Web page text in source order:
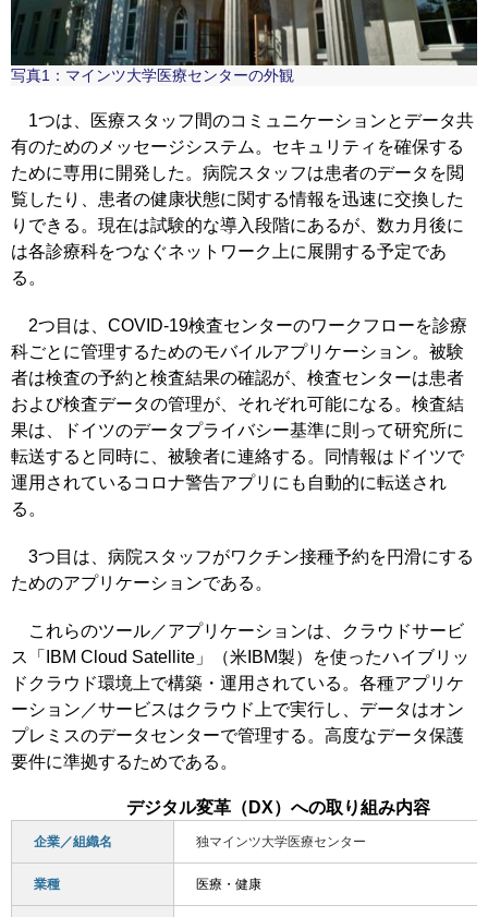
写真1：マインツ大学医療センターの外観
1つは、医療スタッフ間のコミュニケーションとデータ共
有のためのメッセージシステム。セキュリティを確保する
ために専用に開発した。病院スタッフは患者のデータを閲
覧したり、患者の健康状態に関する情報を迅速に交換した
りできる。現在は試験的な導入段階にあるが、数カ月後に
は各診療科をつなぐネットワーク上に展開する予定であ
る。
2つ目は、COVID-19検査センターのワークフローを診療
科ごとに管理するためのモバイルアプリケーション。被験
者は検査の予約と検査結果の確認が、検査センターは患者
および検査データの管理が、それぞれ可能になる。検査結
果は、ドイツのデータプライバシー基準に則って研究所に
転送すると同時に、被験者に連絡する。同情報はドイツで
運用されているコロナ警告アプリにも自動的に転送され
る。
3つ目は、病院スタッフがワクチン接種予約を円滑にする
ためのアプリケーションである。
これらのツール／アプリケーションは、クラウドサービ
ス「IBM Cloud Satellite」（米IBM製）を使ったハイブリッ
ドクラウド環境上で構築・運用されている。各種アプリケ
ーション／サービスはクラウド上で実行し、データはオン
プレミスのデータセンターで管理する。高度なデータ保護
要件に準拠するためである。
デジタル変革（DX）への取り組み内容
企業／組織名 独マインツ大学医療センター
業種 医療・健康